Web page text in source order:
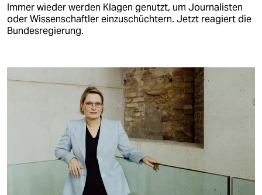
Immer wieder werden Klagen genutzt, um Journalisten
oder Wissenschaftler einzuschüchtern. Jetzt reagiert die
Bundesregierung.